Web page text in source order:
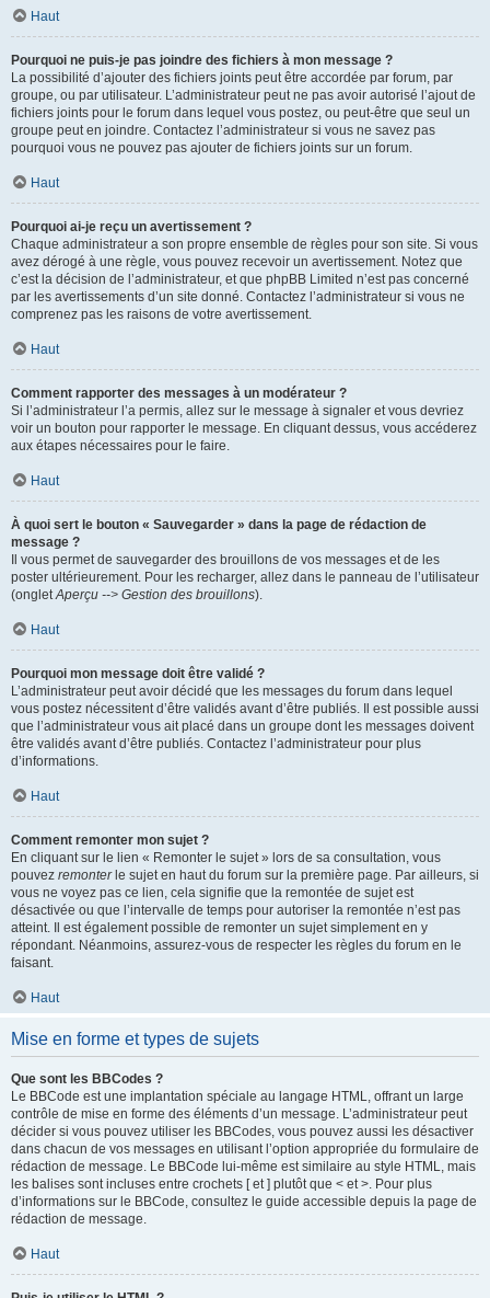
Haut
Pourquoi ne puis-je pas joindre des fichiers à mon message ?
La possibilité d’ajouter des fichiers joints peut être accordée par forum, par
groupe, ou par utilisateur. L’administrateur peut ne pas avoir autorisé l’ajout de
fichiers joints pour le forum dans lequel vous postez, ou peut-être que seul un
groupe peut en joindre. Contactez l’administrateur si vous ne savez pas
pourquoi vous ne pouvez pas ajouter de fichiers joints sur un forum.
Haut
Pourquoi ai-je reçu un avertissement ?
Chaque administrateur a son propre ensemble de règles pour son site. Si vous
avez dérogé à une règle, vous pouvez recevoir un avertissement. Notez que
c’est la décision de l’administrateur, et que phpBB Limited n’est pas concerné
par les avertissements d’un site donné. Contactez l’administrateur si vous ne
comprenez pas les raisons de votre avertissement.
Haut
Comment rapporter des messages à un modérateur ?
Si l’administrateur l’a permis, allez sur le message à signaler et vous devriez
voir un bouton pour rapporter le message. En cliquant dessus, vous accéderez
aux étapes nécessaires pour le faire.
Haut
À quoi sert le bouton « Sauvegarder » dans la page de rédaction de
message ?
Il vous permet de sauvegarder des brouillons de vos messages et de les
poster ultérieurement. Pour les recharger, allez dans le panneau de l’utilisateur
(ongletAperçu --> Gestion des brouillons).
Haut
Pourquoi mon message doit être validé ?
L’administrateur peut avoir décidé que les messages du forum dans lequel
vous postez nécessitent d’être validés avant d’être publiés. Il est possible aussi
que l’administrateur vous ait placé dans un groupe dont les messages doivent
être validés avant d’être publiés. Contactez l’administrateur pour plus
d’informations.
Haut
Comment remonter mon sujet ?
En cliquant sur le lien « Remonter le sujet » lors de sa consultation, vous
pouvez remonterle sujet en haut du forum sur la première page. Par ailleurs, si
vous ne voyez pas ce lien, cela signifie que la remontée de sujet est
désactivée ou que l’intervalle de temps pour autoriser la remontée n’est pas
atteint. Il est également possible de remonter un sujet simplement en y
répondant. Néanmoins, assurez-vous de respecter les règles du forum en le
faisant.
Haut
Mise en forme et types de sujets
Que sont les BBCodes ?
Le BBCode est une implantation spéciale au langage HTML, offrant un large
contrôle de mise en forme des éléments d’un message. L’administrateur peut
décider si vous pouvez utiliser les BBCodes, vous pouvez aussi les désactiver
dans chacun de vos messages en utilisant l’option appropriée du formulaire de
rédaction de message. Le BBCode lui-même est similaire au style HTML, mais
les balises sont incluses entre crochets [ et ] plutôt que < et >. Pour plus
d’informations sur le BBCode, consultez le guide accessible depuis la page de
rédaction de message.
Haut